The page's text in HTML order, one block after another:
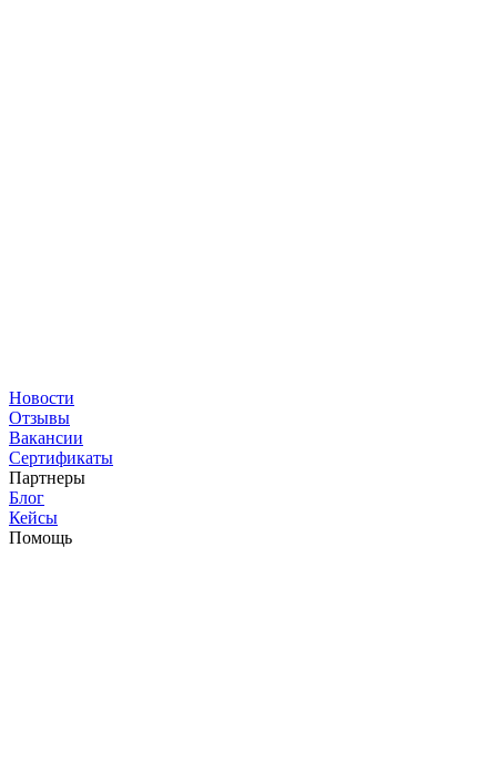
Новости
Отзывы
Вакансии
Сертификаты
Партнеры
Блог
Кейсы
Помощь